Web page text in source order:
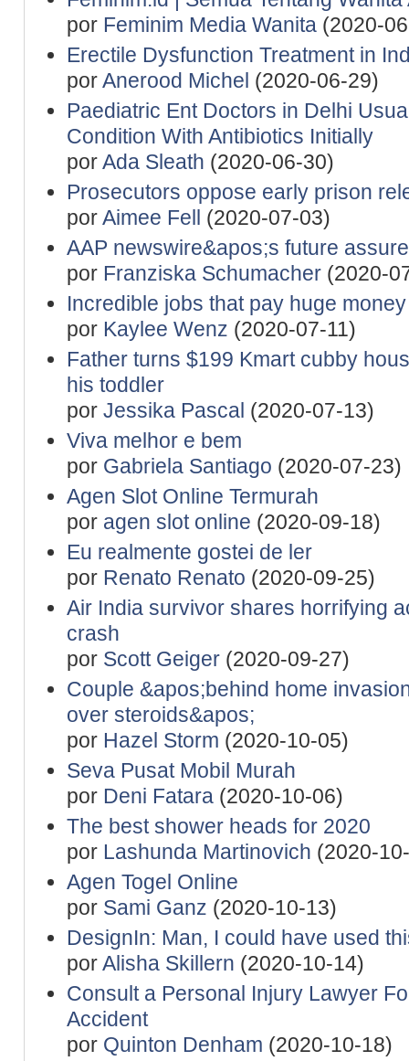
por Feminim Media Wanita(2020-
Erectile Dysfunction Treatment in
porAnerood Michel (2020-06-29)
Paediatric Ent Doctors in Delhi
Condition With Antibiotics Initially
porAda Sleath (2020-06-30)
Prosecutors oppose early prison
porAimee Fell (2020-07-03)
AAP newswire&apos;s future
por Franziska Schumacher(2020-
Incredible jobs that pay huge money
por Kaylee Wenz (2020-07-11)
Father turns $199 Kmart cubby
his toddler
por Jessika Pascal (2020-07-13)
Viva melhor e bem
por Gabriela Santiago (2020-07-23)
Agen Slot Online Termurah
por agen slot online (2020-09-18)
Eu realmente gostei de ler
por Renato Renato (2020-09-25)
Air India survivor shares horrifying
crash
por Scott Geiger(2020-09-27)
Couple &apos;behind home
over steroids&apos;
por Hazel Storm (2020-10-05)
Seva Pusat Mobil Murah
por Deni Fatara(2020-10-06)
The best shower heads for 2020
por Lashunda Martinovich (2020-
Agen Togel Online
por Sami Ganz (2020-10-13)
DesignIn: Man, I could have used
porAlisha Skillern (2020-10-14)
Consult a Personal Injury Lawyer
Accident
por Quinton Denham (2020-10-18)